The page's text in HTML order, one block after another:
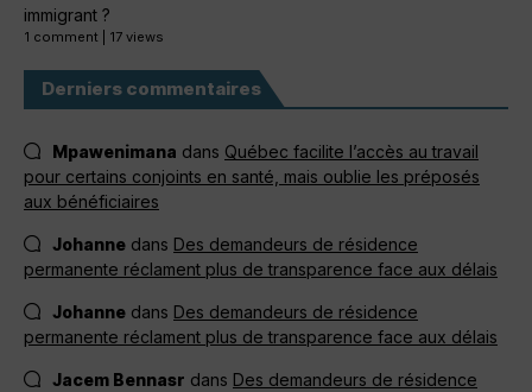
immigrant ?
1 comment 17 views
Derniers commentaires
Mpawenimana dans Québec facilite l’accès au travail
pour certains conjoints en santé, mais oublie les préposés
aux bénéficiaires
Johanne dans Des demandeurs de résidence
permanente réclament plus de transparence face aux délais
Johanne dans Des demandeurs de résidence
permanente réclament plus de transparence face aux délais
Jacem Bennasr dans Des demandeurs de résidence